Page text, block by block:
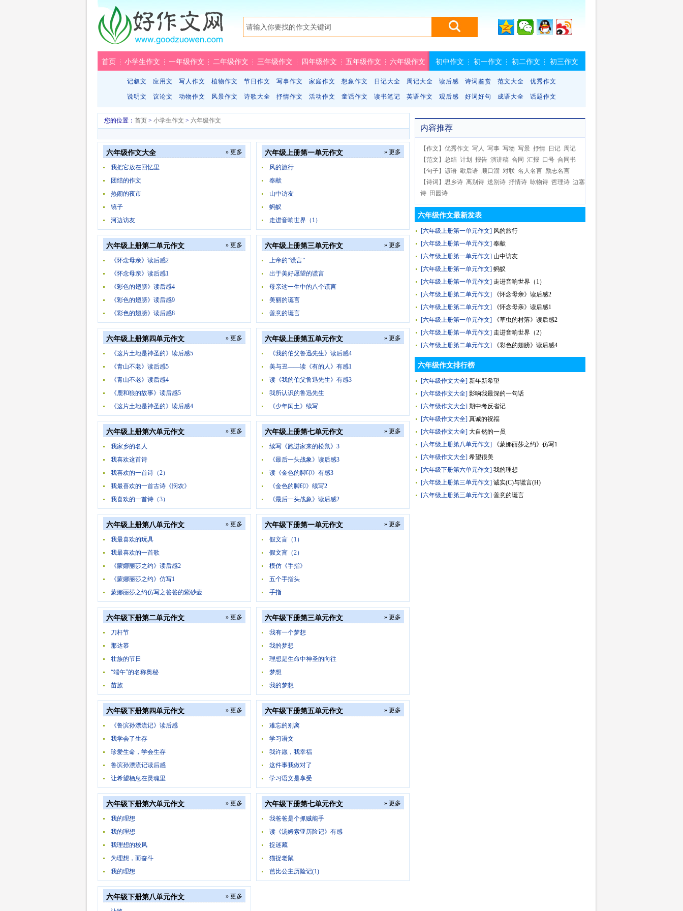
首页 小学生作文 一年级作文 二年级作文 三年级作文 四年级作文 五年级作文 六年级作文 初中作文 初一作文 初二作文 初三作文
记叙文 应用文 写人作文 植物作文 节日作文 写事作文 家庭作文 想象作文 日记大全 周记大全 读后感 诗词鉴赏 范文大全 优秀作文
说明文 议论文 动物作文 风景作文 诗歌大全 抒情作文 活动作文 童话作文 读书笔记 英语作文 观后感 好词好句 成语大全 话题作文
您的位置： 首页 > 小学生作文 > 六年级作文
六年级作文大全 » 更多
我把它放在回忆里
团结的作文
热闹的夜市
镜子
河边访友
六年级上册第一单元作文 » 更多
风的旅行
奉献
山中访友
蚂蚁
走进音响世界（1）
六年级上册第二单元作文 » 更多
《怀念母亲》读后感2
《怀念母亲》读后感1
《彩色的翅膀》读后感4
《彩色的翅膀》读后感9
《彩色的翅膀》读后感8
六年级上册第三单元作文 » 更多
上帝的“谎言”
出于美好愿望的谎言
母亲这一生中的八个谎言
美丽的谎言
善意的谎言
六年级上册第四单元作文 » 更多
《这片土地是神圣的》读后感5
《青山不老》读后感5
《青山不老》读后感4
《鹿和狼的故事》读后感5
《这片土地是神圣的》读后感4
六年级上册第五单元作文 » 更多
《我的伯父鲁迅先生》读后感4
美与丑——读《有的人》有感1
读《我的伯父鲁迅先生》有感3
我所认识的鲁迅先生
《少年闰土》续写
六年级上册第六单元作文 » 更多
我家乡的名人
我喜欢这首诗
我喜欢的一首诗（2）
我最喜欢的一首古诗《悯农》
我喜欢的一首诗（3）
六年级上册第七单元作文 » 更多
续写《跑进家来的松鼠》3
《最后一头战象》读后感3
读《金色的脚印》有感3
《金色的脚印》续写2
《最后一头战象》读后感2
六年级上册第八单元作文 » 更多
我最喜欢的玩具
我最喜欢的一首歌
《蒙娜丽莎之约》读后感2
《蒙娜丽莎之约》仿写1
蒙娜丽莎之约仿写之爸爸的紫砂壶
六年级下册第一单元作文 » 更多
假文盲（1）
假文盲（2）
模仿《手指》
五个手指头
手指
六年级下册第二单元作文 » 更多
刀杆节
那达慕
壮族的节日
“端午”的名称奥秘
苗族
六年级下册第三单元作文 » 更多
我有一个梦想
我的梦想
理想是生命中神圣的向往
梦想
我的梦想
六年级下册第四单元作文 » 更多
《鲁滨孙漂流记》读后感
我学会了生存
珍爱生命，学会生存
鲁滨孙漂流记读后感
让希望栖息在灵魂里
六年级下册第五单元作文 » 更多
难忘的别离
学习语文
我许愿，我幸福
这件事我做对了
学习语文是享受
六年级下册第六单元作文 » 更多
我的理想
我的理想
我理想的校风
为理想，而奋斗
我的理想
六年级下册第七单元作文 » 更多
我爸爸是个抓贼能手
读《汤姆索亚历险记》有感
捉迷藏
猫捉老鼠
芭比公主历险记(1)
六年级下册第八单元作文 » 更多
内容推荐
【作文 】 优秀作文 写人 写事 写物 写景 抒情 日记 周记
【范文 】 总结 计划 报告 演讲稿 合同 汇报 口号 合同书
【句子】 谚语 歇后语 顺口溜 对联 名人名言 励志名言
【诗词 】 思乡诗 离别诗 送别诗 抒情诗 咏物诗 哲理诗 边塞
诗 田园诗
六年级作文最新发表
[六年级上册第一单元作文] 风的旅行
[六年级上册第一单元作文] 奉献
[六年级上册第一单元作文] 山中访友
[六年级上册第一单元作文] 蚂蚁
[六年级上册第一单元作文] 走进音响世界（1）
[六年级上册第二单元作文]
《怀念母亲》读后感2
[六年级上册第二单元作文]
《怀念母亲》读后感1
[六年级上册第一单元作文]
《草虫的村落》读后感2
[六年级上册第一单元作文] 走进音响世界（2）
[六年级上册第二单元作文]
《彩色的翅膀》读后感4
六年级作文排行榜
[六年级作文大全] 新年新希望
[六年级作文大全] 影响我最深的一句话
[六年级作文大全] 期中考反省记
[六年级作文大全] 真诚的祝福
[六年级作文大全] 大自然的一员
[六年级上册第八单元作文]
《蒙娜丽莎之约》仿写1
[六年级作文大全] 希望很美
[六年级下册第六单元作文] 我的理想
[六年级上册第三单元作文] 诚实(C)与谎言(H)
[六年级上册第三单元作文] 善意的谎言